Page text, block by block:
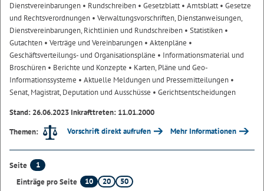
Dienstvereinbarungen • Rundschreiben • Gesetzblatt• Amtsblatt• Gesetze
und Rechtsverordnungen • Verwaltungsvorschriften, Dienstanweisungen,
Dienstvereinbarungen, Richtlinien und Rundschreiben • Statistiken •
Gutachten • Verträge und Vereinbarungen • Aktenpläne •
Geschäftsverteilungs- und Organisationspläne • Informationsmaterial und
Broschüren • Berichte und Konzepte • Karten, Pläne und Geo-
Informationssysteme • Aktuelle Meldungen und Pressemitteilungen •
Senat, Magistrat, Deputation und Ausschüsse • Gerichtsentscheidungen
Stand: 26.06.2023 Inkrafttreten: 11.01.2000
Themen:
Vorschrift direkt aufrufen Mehr Informationen
Seite
1
Einträge pro Seite
10 20 50